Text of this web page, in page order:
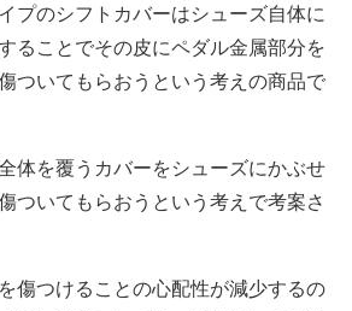
プのシフトカバーはシューズ自体に
ることでその皮にペダル金属部分を
ついてもらおうという考えの商品で
体を覆うカバーをシューズにかぶせ
ついてもらおうという考えで考案さ
傷つけることの心配性が減少するの